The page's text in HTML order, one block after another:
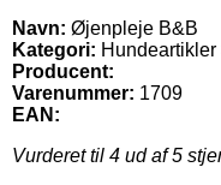
Navn: Øjenpleje B&B
Kategori:
Producent:
Varenummer: 1709
EAN:
Vurderet til 4 ud af 5